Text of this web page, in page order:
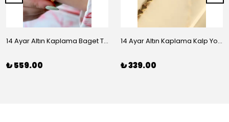
14 Ayar Altın Kaplama Baget Taşlı Vip Bileklik
₺ 559.00
14 Ayar Altın Kaplama Kalp Yolu Bileklik
₺ 339.00